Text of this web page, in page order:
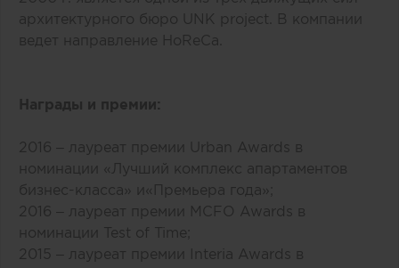
архитектурного бюро UNK project. В компании
ведет направление HoReCa.
Награды и премии:
2016 – лауреат премии Urban Awards в
номинации «Лучший комплекс апартаментов
бизнес-класса» и«Премьера года»;
2016 – лауреат премии MCFO Awards в
номинации Test of Time;
2015 – лауреат премии Interia Awards в